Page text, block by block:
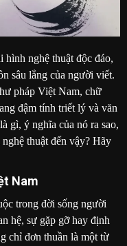
nghệ thuật độc đáo,
sâu lắng của người viết.
pháp Việt Nam, chữ
đậm tính triết lý và văn
gì, ý nghĩa của nó ra sao,
thuật đến vậy? Hãy
Nam
trong đời sống người
hệ, sự gặp gỡ hay định
chỉ đơn thuần là một từ